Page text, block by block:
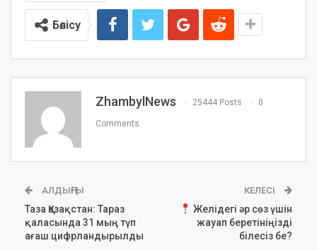
Бөлісу
ZhambylNews 25444 Posts 0
Comments
АЛДЫҢҒЫ
Таза Қазақстан: Тараз
қаласында 31 мың түп
ағаш цифрландырылды
КЕЛЕСІ
Желідегі әр сөз үшін
жауап беретініңізді
білесіз бе?